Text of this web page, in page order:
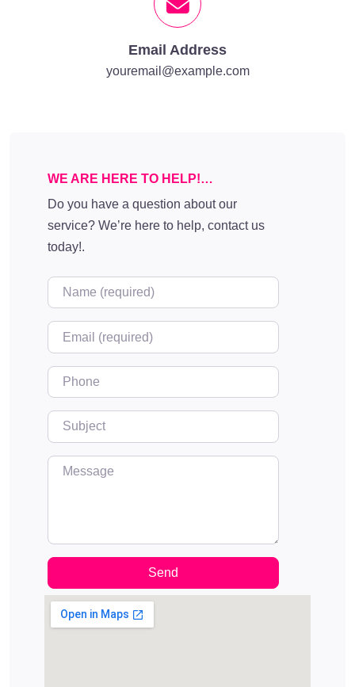
Email Address
youremail@example.com
WE ARE HERE TO HELP!…
Do you have a question about our
service? We’re here to help, contact us
today!.
Name (required)
Email (required)
Phone
Subject
Message
Send